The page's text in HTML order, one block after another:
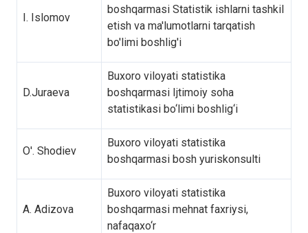
I. Islomov
boshqarmasi Statistik ishlarni tashkil
etish va ma'lumotlarni tarqatish
bo'limi boshlig'i
D.Juraeva
Buxoro viloyati statistika
boshqarmasi Ijtimoiy soha
statistikasi bo‘limi boshlig‘i
O'. Shodiev
Buxoro viloyati statistika
boshqarmasi bosh yuriskonsulti
A. Adizova
Buxoro viloyati statistika
boshqarmasi mehnat faxriysi,
nafaqaxo‘r